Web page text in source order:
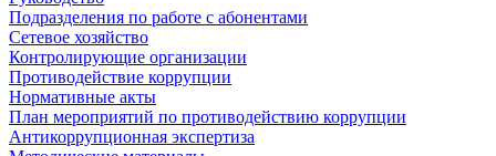
Подразделения по работе с абонентами
Сетевое хозяйство
Контролирующие организации
Противодействие коррупции
Нормативные акты
План мероприятий по противодействию коррупции
Антикоррупционная экспертиза